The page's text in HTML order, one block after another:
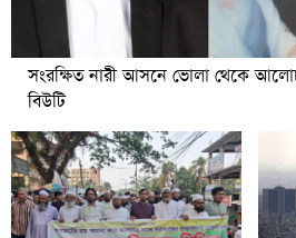
সংরক্ষিত নারী আসনে ভোলা থেকে
বিউটি